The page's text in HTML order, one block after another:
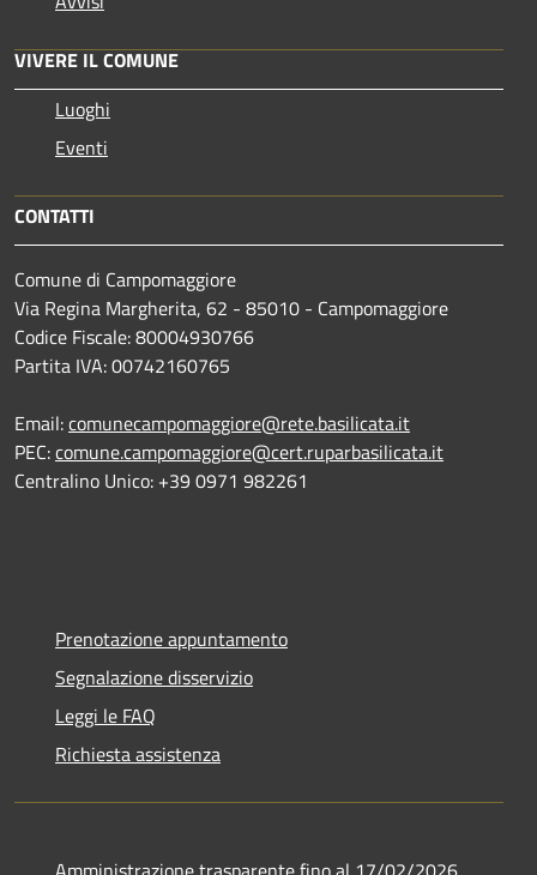
VIVERE IL COMUNE
Luoghi
Eventi
CONTATTI
Comune di Campomaggiore
Via Regina Margherita, 62 - 85010 - Campomaggiore
Codice Fiscale: 80004930766
Partita IVA: 00742160765
Email:comunecampomaggiore@rete.basilicata.it
PEC:comune.campomaggiore@cert.ruparbasilicata.it
Centralino Unico: +39 0971 982261
Prenotazione appuntamento
Segnalazione disservizio
Leggi le FAQ
Richiesta assistenza